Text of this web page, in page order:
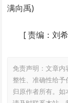
满向禹)
[责编：刘
免责声明：文章
整性、准确性给
归原作者所有。如